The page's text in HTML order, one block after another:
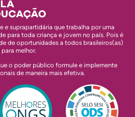
e suprapartidária que trabalha por uma
para toda criança e jovem no país. Pois é
de oportunidades a todos brasileiros(as)
melhor.
o poder público formule e implemente
de maneira mais efetiva.